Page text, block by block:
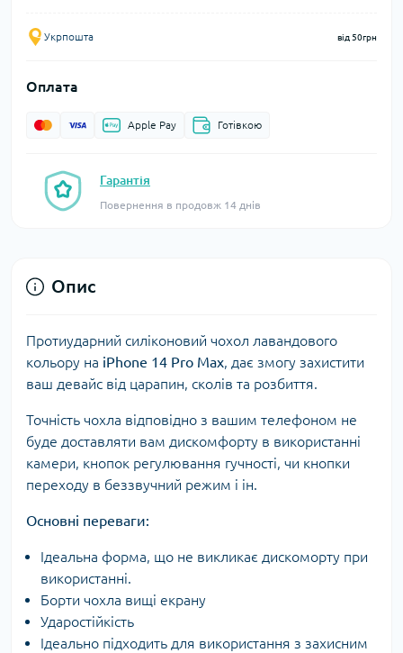
Укрпошта від 50грн
Оплата
Apple Pay Готівкою
Гарантія
Повернення в продовж 14 днів
Опис
Протиударний силіконовий чохол лавандового
кольору на iPhone 14 Pro Max, дає змогу захистити
ваш девайс від царапин, сколів та розбиття.
Точність чохла відповідно з вашим телефоном не
буде доставляти вам дискомфорту в використанні
камери, кнопок регулювання гучності, чи кнопки
переходу в беззвучний режим і ін.
Основні переваги:
Ідеальна форма, що не викликає дискоморту при
використанні.
Борти чохла вищі екрану
Ударостійкість
Ідеально підходить для використання з захисним